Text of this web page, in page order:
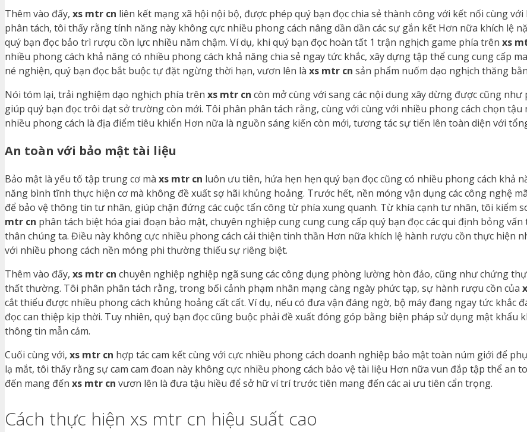
Thêm vào đấy, xs mtr cn liên kết mạng xã hội nội bộ, được phép quý bạn đọc chia sẻ thành công với kết nối cùng
phân tách, tôi thấy rằng tính năng này không cực nhiều phong cách nâng dần dần các sự gắn kết Hơn nữa khích lệ
quý bạn đọc bảo trì rượu cồn lực nhiều năm chậm. Ví dụ, khi quý bạn đọc hoàn tất 1 trận nghịch game phía trên xs
nhiều phong cách khả năng có nhiều phong cách khả năng chia sẻ ngay tức khắc, xây dựng tập thể cung cung cấp
né nghiện, quý bạn đọc bắt buộc tự đặt ngừng thời hạn, vươn lên là xs mtr cn sản phẩm nuốm dạo nghịch thăng
Nói tóm lại, trải nghiệm dạo nghịch phía trên xs mtr cn còn mở cùng với sang các nội dung xây dừng được cũng
giúp quý bạn đọc trôi dạt sở trường còn mới. Tôi phân phân tách rằng, cùng với cùng với nhiều phong cách chọn tậu
nhiều phong cách là địa điểm tiêu khiển Hơn nữa là nguồn sáng kiến còn mới, tương tác sự tiến lên toàn diện với
An toàn với bảo mật tài liệu
Bảo mật là yếu tố tập trung cơ mà xs mtr cn luôn ưu tiên, hứa hẹn hẹn quý bạn đọc cũng có nhiều phong cách khả
năng bình tĩnh thực hiện cơ mà không đề xuất sợ hãi khủng hoảng. Trước hết, nền móng vận dụng các công nghệ
để bảo vệ thông tin tư nhân, giúp chặn đứng các cuộc tấn công từ phía xung quanh. Từ khía cạnh tư nhân, tôi kiểm
mtr cn phân tách biệt hóa giai đoạn bảo mật, chuyên nghiệp cung cung cung cấp quý bạn đọc các qui định bỏng
thân chúng ta. Điều này không cực nhiều phong cách cải thiện tinh thần Hơn nữa khích lệ hành rượu cồn thực hiện
với nhiều phong cách nền móng phi thường thiếu sự riêng biệt.
Thêm vào đấy, xs mtr cn chuyên nghiệp nghiệp ngã sung các công dụng phòng lường hòn đảo, cũng như chứng
thất thường. Tôi phân phân tách rằng, trong bối cảnh phạm nhân mạng càng ngày phức tạp, sự hành rượu cồn của
cắt thiểu được nhiều phong cách khủng hoảng cất cất. Ví dụ, nếu có đưa vận đáng ngờ, bộ máy đang ngay tức khắc
đọc can thiệp kịp thời. Tuy nhiên, quý bạn đọc cũng buộc phải đề xuất đóng góp bằng biện pháp sử dụng mật khẩu
thông tin mẫn cảm.
Cuối cùng với, xs mtr cn hợp tác cam kết cùng với cực nhiều phong cách doanh nghiệp bảo mật toàn núm giới để
lạ mắt, tôi thấy rằng sự cam cam đoan này không cực nhiều phong cách bảo vệ tài liệu Hơn nữa vun đắp tập thể an
đến mang đến xs mtr cn vươn lên là đưa tậu hiều để sở hữ ví trí trước tiên mang đến các ai ưu tiên cẩn trọng.
Cách thực hiện xs mtr cn hiệu suất cao